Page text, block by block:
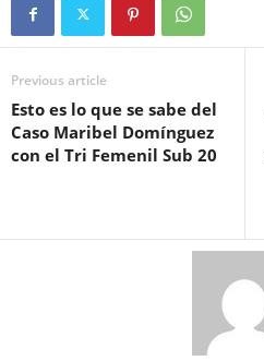
Previous article
Esto es lo que se sabe del
Caso Maribel Domínguez
con el Tri Femenil Sub 20